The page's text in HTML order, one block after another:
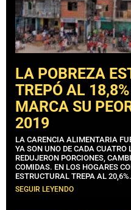
LA POBREZA
TREPÓ AL
MARCA SU
2019
LA CARENCIA ALIMENTARIA
YA SON UNO DE CADA CUATRO
REDUJERON PORCIONES,
COMIDAS. EN LOS HOGARES
ESTRUCTURAL TREPA AL 20,6%.
SEGUIR LEYENDO